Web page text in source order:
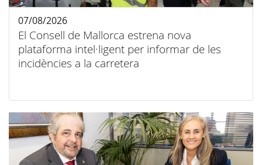
El Consell de Mallorca estrena nova
plataforma intel·ligent per informar de les
incidències a la carretera
07/08/2026